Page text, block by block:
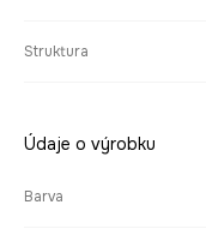
Struktura
Údaje o výrobku
Barva